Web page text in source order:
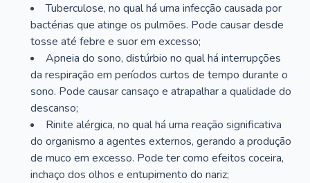
Tuberculose, no qual há uma infecção causada por
bactérias que atinge os pulmões. Pode causar desde
tosse até febre e suor em excesso;
Apneia do sono, distúrbio no qual há interrupções
da respiração em períodos curtos de tempo durante o
sono. Pode causar cansaço e atrapalhar a qualidade do
descanso;
Rinite alérgica, no qual há uma reação significativa
do organismo a agentes externos, gerando a produção
de muco em excesso. Pode ter como efeitos coceira,
inchaço dos olhos e entupimento do nariz;